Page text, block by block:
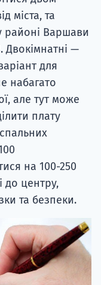
міста, та
районі Варшави
Двокімнатні —
для
набагато
але тут може
плату
на 100-250
до центру,
та безпеки.